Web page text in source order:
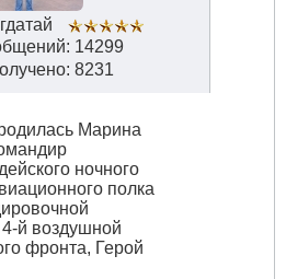
14299
8231
Марина
ночного
полка
й воздушной
фронта, Герой